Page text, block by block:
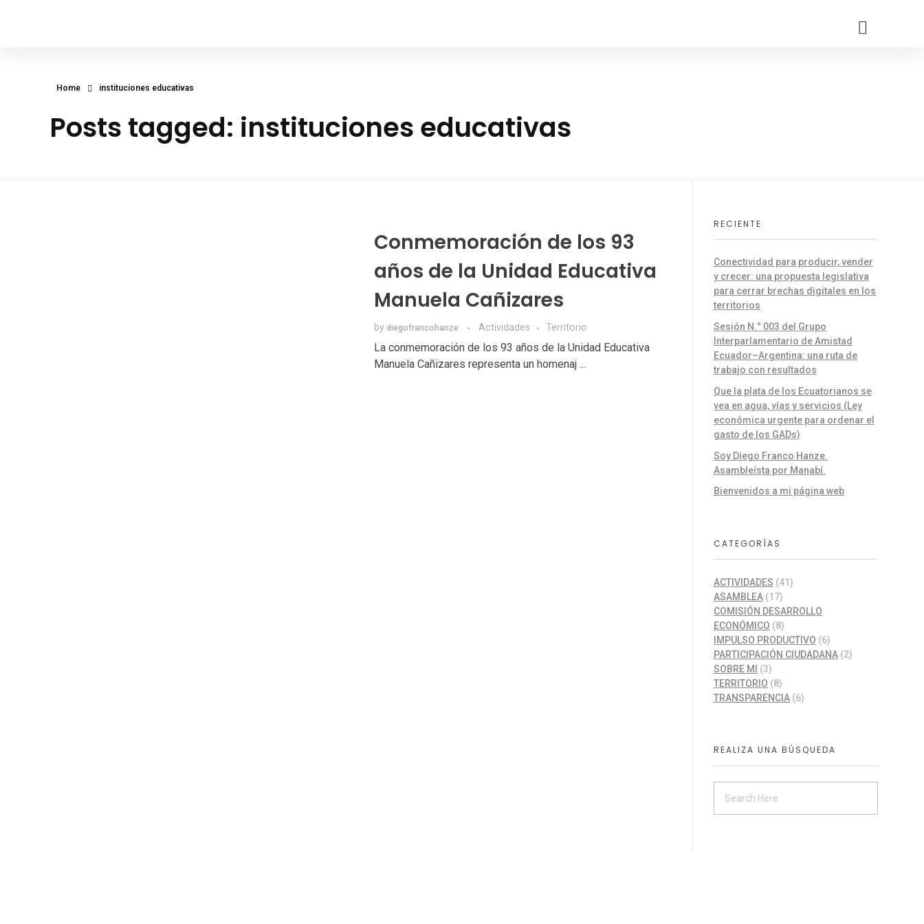
Home instituciones educativas
Posts tagged: instituciones educativas
Conmemoración de los 93
años de la Unidad Educativa
Manuela Cañizares
by diegofrancohanze Actividades Territorio
La conmemoración de los 93 años de la Unidad Educativa
Manuela Cañizares representa un homenaj ...
RECIENTE
Conectividad para producir, vender
y crecer: una propuesta legislativa
para cerrar brechas digitales en los
territorios
Sesión N.° 003 del Grupo
Interparlamentario de Amistad
Ecuador–Argentina: una ruta de
trabajo con resultados
Que la plata de los Ecuatorianos se
vea en agua, vías y servicios (Ley
económica urgente para ordenar el
gasto de los GADs)
Soy Diego Franco Hanze.
Asambleísta por Manabí.
Bienvenidos a mi página web
CATEGORÍAS
ACTIVIDADES (41)
ASAMBLEA (17)
COMISIÓN DESARROLLO
ECONÓMICO (8)
IMPULSO PRODUCTIVO (6)
PARTICIPACIÓN CIUDADANA (2)
SOBRE MI (3)
TERRITORIO (8)
TRANSPARENCIA (6)
REALIZA UNA BÚSQUEDA